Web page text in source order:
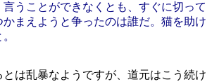
うことができなくとも、すぐに切って
かまえようと争ったのは誰だ。猫を助け
とは乱暴なようですが、道元はこう続け